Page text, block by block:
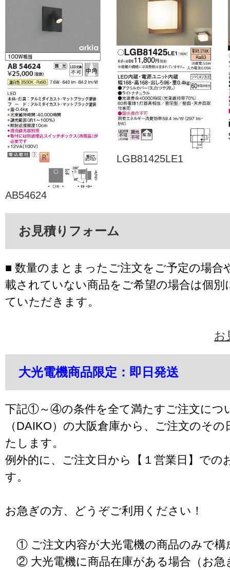
AB54624
LGB81425LE1
お見積りフォーム
■ 数量のまとまったご注文をご予定の場合
載されていない商品をご希望の場合は個別
ていただきます。
お
大光電機商品限定：即日発送
下記①～④の条件を全て満たすご注文につ
（DAIKO）の大阪倉庫から、ご注文のそ
たします。
例外的に、ご注文日から【１営業日】での
す。
お急ぎの方、どうぞご利用ください！
① ご注文内容が大光電機の商品のみで構
② 大光電機に商品在庫がある場合（お急